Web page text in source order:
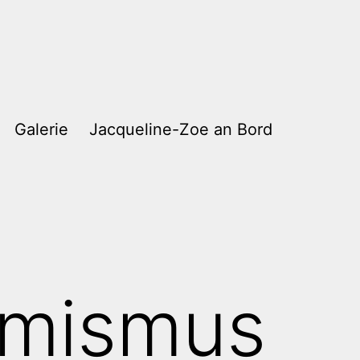
Galerie Jacqueline-Zoe an Bord